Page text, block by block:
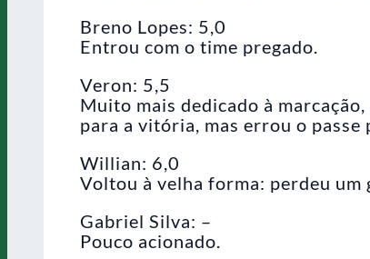
Breno Lopes: 5,0
Entrou com o time pregado.
Veron: 5,5
Muito mais dedicado à
para a vitória, mas errou o passe
Willian: 6,0
Voltou à velha forma: perdeu um
Gabriel Silva: –
Pouco acionado.